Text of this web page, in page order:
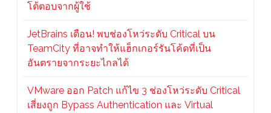
โต้ตอบจากผู้ใช้
JetBrains เตือน! พบช่องโหว่ระดับ Critical บน
TeamCity ที่อาจทำให้แฮ็กเกอร์รันโค้ดที่เป็น
อันตรายจากระยะไกลได้
VMware ออก Patch แก้ไข 3 ช่องโหว่ระดับ Critical
เสี่ยงถูก Bypass Authentication และ Virtual